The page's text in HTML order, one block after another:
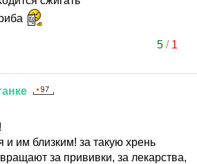
5/ 1
и им близким! за такую хрень
за прививки, за лекарства,